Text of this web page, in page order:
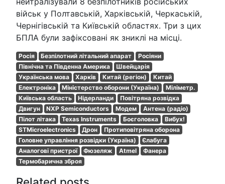
військ у Полтавській, Харківській, Черкаській,
Чернігівській та Київській областях. Три з цих
БПЛА були зафіксовані як зниклі на місці.
Росія Безпілотний літальний апарат
Росіяни
Північна та Південна Америка
Швейцарія
Українська мова
Харків Китай (регіон)
Китай
Електроніка
Міністерство оборони (Україна)
Міліметр.
Київська область
Нідерланди
Повітряна розвідка
Двигун
NXP Semiconductors Модем
Антена (радіо)
Пілот літака
Texas Instruments Боєголовка
Вибух!
STMicroelectronics
Дрон
Протиповітряна оборона
Головне управління розвідки (Україна)
Єлабуга
Аналогові пристрої
Фюзеляж Atmel
Фанера
Термобарична зброя